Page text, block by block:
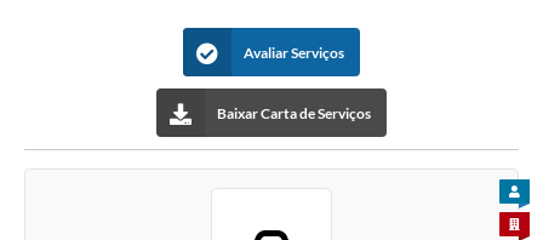
Avaliar Serviços
Baixar Carta de Serviços
PARA